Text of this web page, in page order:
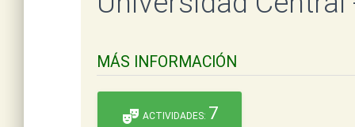
MÁS INFORMACIÓN
theater_comedy ACTIVIDADES: 7